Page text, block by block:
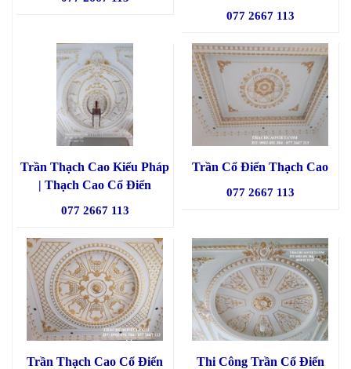
077 2667 113
Trần Thạch Cao Kiểu Pháp
| Thạch Cao Cổ Điển
077 2667 113
Trần Cổ Điển Thạch Cao
077 2667 113
Trần Thạch Cao Cổ Điển
Thi Công Trần Cổ Điển